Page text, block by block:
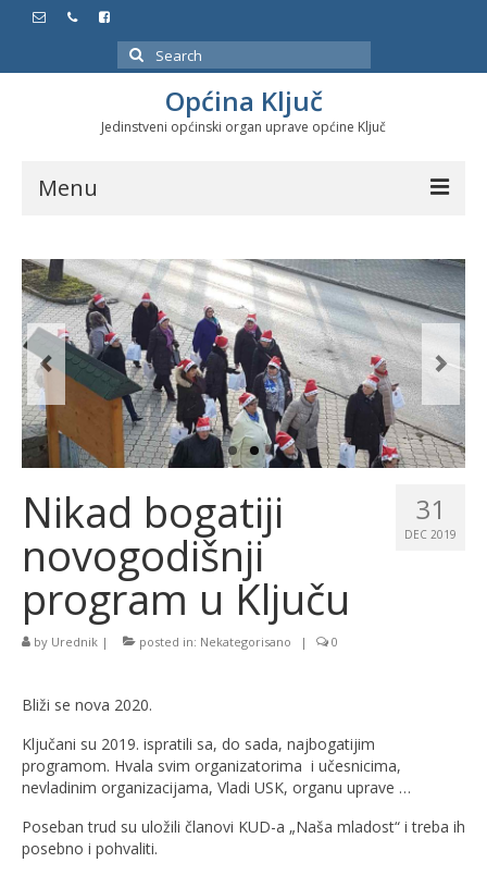
Search
for:
Općina Ključ
Jedinstveni općinski organ uprave općine Ključ
Menu
Službeni glasnici
Javne nabavke
Značajni datumi i manifestacije
Program energetske efikasnosti u stambenom
sektoru
31
DEC 2019
Nikad bogatiji
novogodišnji
program u Ključu
by Urednik | posted in: Nekategorisano | 0
Bliži se nova 2020.
Ključani su 2019. ispratili sa, do sada, najbogatijim
programom. Hvala svim organizatorima i učesnicima,
nevladinim organizacijama, Vladi USK, organu uprave …
Poseban trud su uložili članovi KUD-a „Naša mladost“ i treba ih
posebno i pohvaliti.